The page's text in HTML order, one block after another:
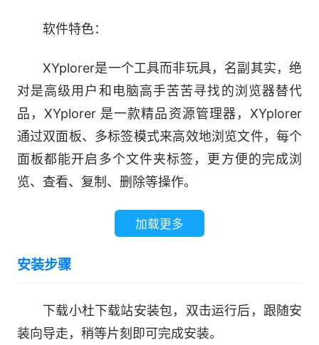
软件特色：
XYplorer是一个工具而非玩具，名副其实，绝
对是高级用户和电脑高手苦苦寻找的浏览器替代
品，XYplorer 是一款精品资源管理器，XYplorer
通过双面板、多标签模式来高效地浏览文件，每个
面板都能开启多个文件夹标签，更方便的完成浏
览、查看、复制、删除等操作。
加载更多
安装步骤
下载小杜下载站安装包，双击运行后，跟随安
装向导走，稍等片刻即可完成安装。